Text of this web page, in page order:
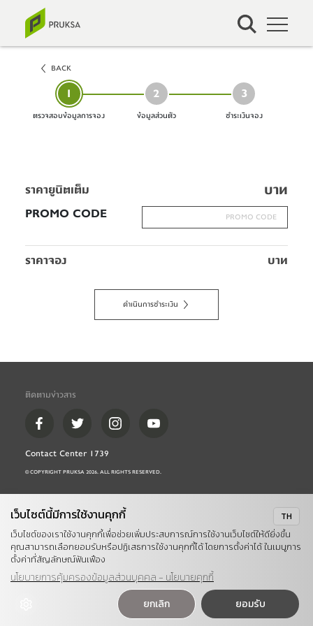
BACK
1
ตรวจสอบข้อมูลการจอง
2
ข้อมูลส่วนตัว
3
ชำระเงินจอง
ราคายูนิตเต็ม บาท
PROMO CODE
ราคาจอง บาท
ดำเนินการชำระเงิน
© COPYRIGHT PRUKSA 2026. ALL RIGHTS RESERVED.
ติดตามข่าวสาร
Contact Center 1739
TH
เว็บไซต์นี้มีการใช้งานคุกกี้
เว็บไซต์ของเราใช้งานคุกกี้เพื่อช่วยเพิ่มประสบการณ์การใช้งานเว็บไซต์ให้ดียิ่งขึ้น
คุณสามารถเลือกยอมรับหรือปฏิเสธการใช้งานคุกกี้ได้ โดยการตั้งค่าได้ ในเมนูการ
ตั้งค่าที่สัญลักษณ์ฟันเฟือง
นโยบายการคุ้มครองข้อมูลส่วนบุคคล - นโยบายคุกกี้
ยกเลิก
ยอมรับ